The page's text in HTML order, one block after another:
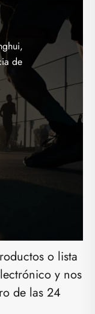
de
o lista
y nos
de las 24